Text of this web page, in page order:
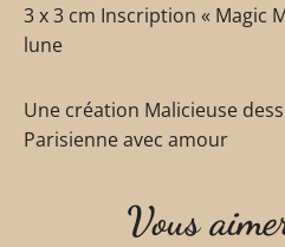
3 x 3 cm Inscription « Magic
lune
Une création Malicieuse
Parisienne avec amour
Vous